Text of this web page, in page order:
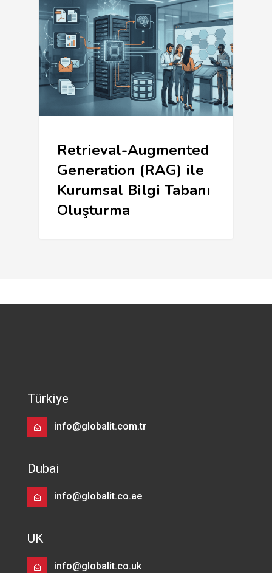
Retrieval-Augmented
Generation (RAG) ile
Kurumsal Bilgi Tabanı
Oluşturma
Türkiye
info@globalit.com.tr
Dubai
info@globalit.co.ae
UK
info@globalit.co.uk